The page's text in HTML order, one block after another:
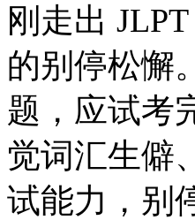
刚走出
的别停松懈
题，应试考
觉词汇生僻
试能力，别